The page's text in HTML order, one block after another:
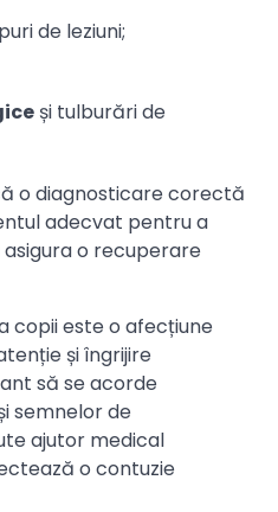
de leziuni;
și tulburări de
o diagnosticare corectă
adecvat pentru a
o recuperare
copii este o afecțiune
și îngrijire
să se acorde
semnelor de
ajutor medical
o contuzie